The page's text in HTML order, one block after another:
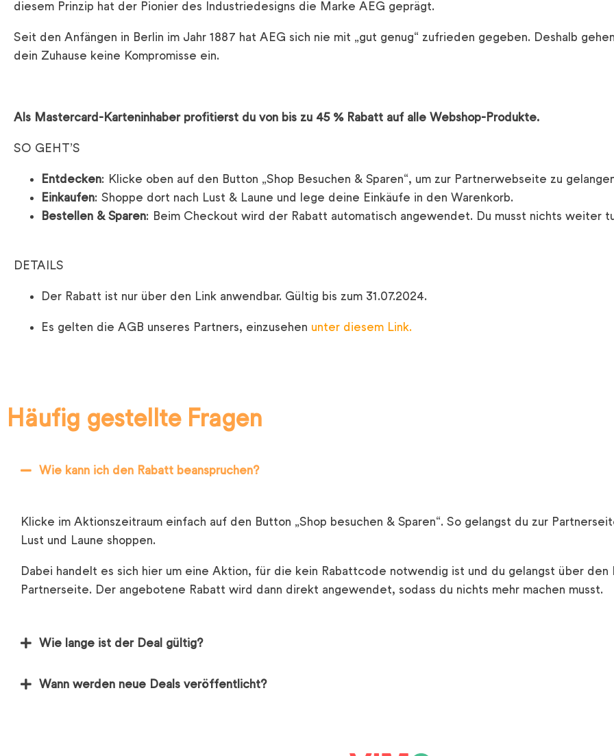
diesem Prinzip hat der Pionier des Industriedesigns die Marke AEG geprägt.
Seit den Anfängen in Berlin im Jahr 1887 hat AEG sich nie mit „gut genug“ zufrieden gegeben. Deshalb
dein Zuhause keine Kompromisse ein.
Als Mastercard-Karteninhaber profitierst du von bis zu 45 % Rabatt auf alle Webshop-Produkte.
SO GEHT’S
Entdecken: Klicke oben auf den Button „Shop Besuchen & Sparen“, um zur Partnerwebseite zu
Einkaufen: Shoppe dort nach Lust & Laune und lege deine Einkäufe in den Warenkorb.
Bestellen & Sparen: Beim Checkout wird der Rabatt automatisch angewendet. Du musst nichts weiter
DETAILS
Der Rabatt ist nur über den Link anwendbar. Gültig bis zum 31.07.2024.
Es gelten die AGB unseres Partners, einzusehen unter diesem Link.
Häufig gestellte Fragen
Wie kann ich den Rabatt beanspruchen?
Klicke im Aktionszeitraum einfach auf den Button „Shop besuchen & Sparen“. So gelangst du zur
Lust und Laune shoppen.
Dabei handelt es sich hier um eine Aktion, für die kein Rabattcode notwendig ist und du gelangst über
Partnerseite. Der angebotene Rabatt wird dann direkt angewendet, sodass du nichts mehr machen musst.
Wie lange ist der Deal gültig?
Wann werden neue Deals veröffentlicht?